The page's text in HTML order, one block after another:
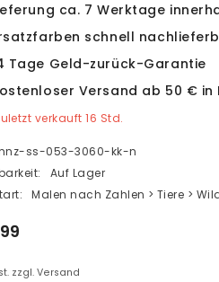
ca. 7 Werktage
schnell
Tage Geld-zurück-Garantie
Versand ab 50 € in
verkauft16 Std.
ss-053-3060-kk-n
Auf Lager
Malen nach Zahlen > Tiere >
zzgl. Versand